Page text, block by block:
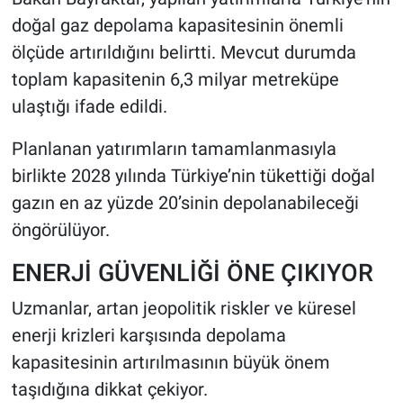
doğal gaz depolama kapasitesinin önemli
ölçüde artırıldığını belirtti. Mevcut durumda
toplam kapasitenin 6,3 milyar metreküpe
ulaştığı ifade edildi.
Planlanan yatırımların tamamlanmasıyla
birlikte 2028 yılında Türkiye’nin tükettiği doğal
gazın en az yüzde 20’sinin depolanabileceği
öngörülüyor.
ENERJİ GÜVENLİĞİ ÖNE ÇIKIYOR
Uzmanlar, artan jeopolitik riskler ve küresel
enerji krizleri karşısında depolama
kapasitesinin artırılmasının büyük önem
taşıdığına dikkat çekiyor.